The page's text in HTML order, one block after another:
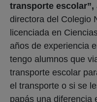
transporte escolar”,
directora del Colegio
licenciada en
años de experiencia
tengo alumnos que
transporte escolar
el transporte o si se
papás una diferencia